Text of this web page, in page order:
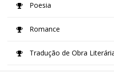
Poesia
Romance
Tradução de Obra